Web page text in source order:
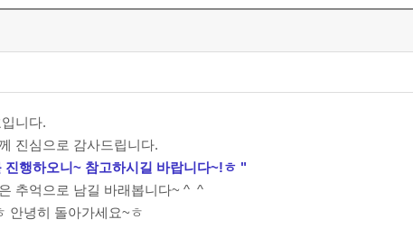
니다.
진심으로 감사드립니다.
진행하오니~ 참고하시길 바랍니다~!ㅎ "
추억으로 남길 바래봅니다~ ^ ^
안녕히 돌아가세요~ㅎ